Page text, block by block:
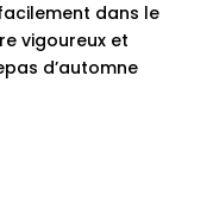
dans le
vigoureux et
d’automne